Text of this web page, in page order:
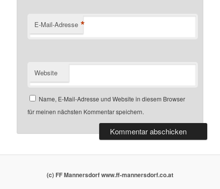
E-Mail-Adresse *
Website
Name, E-Mail-Adresse und Website in diesem Browser
für meinen nächsten Kommentar speichern.
(c) FF Mannersdorf www.ff-mannersdorf.co.at